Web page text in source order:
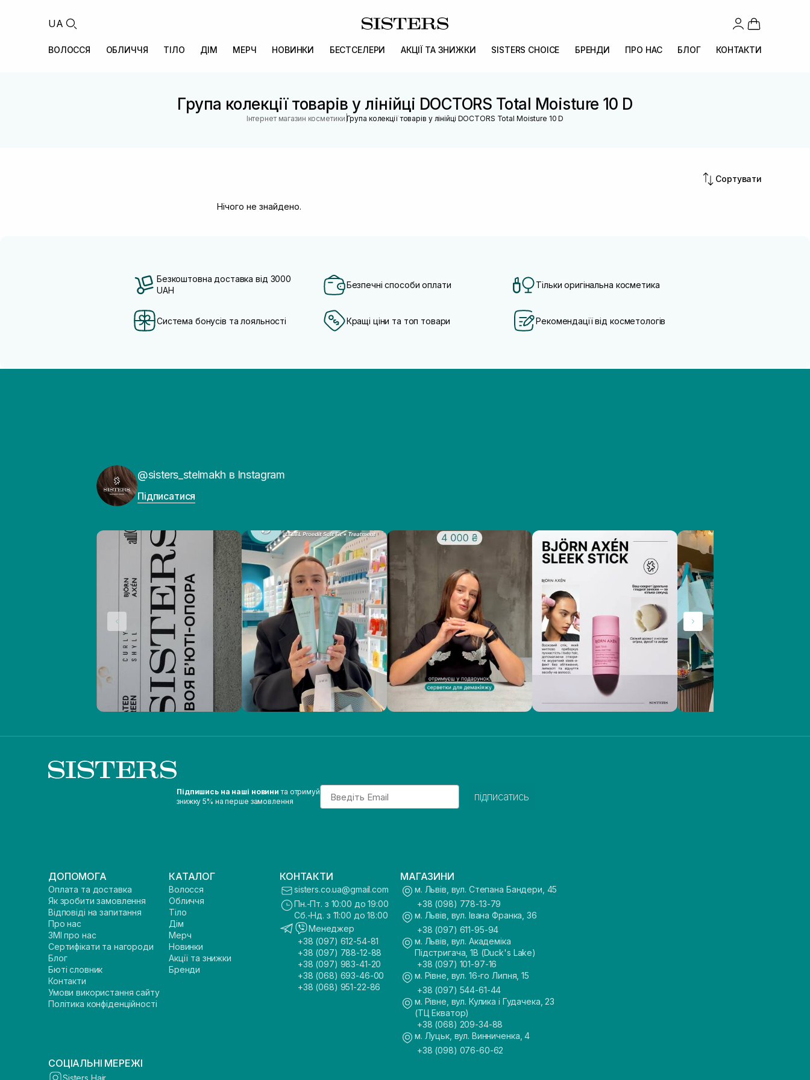
UA
ВОЛОССЯ ОБЛИЧЧЯ ТІЛО ДІМ МЕРЧ НОВИНКИ БЕСТСЕЛЕРИ АКЦІЇ ТА ЗНИЖКИ SISTERS CHOICE БРЕНДИ ПРО НАС БЛОГ КОНТАКТИ
Група колекції товарів у лінійці DOCTORS Total Moisture 10 D
Інтернет магазин косметики |Група колекції товарів у лінійці DOCTORS Total Moisture 10 D
Сортувати
Нічого не знайдено.
Безкоштовна доставка від 3000
UAH
Безпечні способи оплати Тільки оригінальна косметика
Система бонусів та лояльності Кращі ціни та топ товари Рекомендації від косметологів
@sisters_stelmakh в Instagram
Підписатися
Підпишись на наші новини та отримуй
знижку 5% на перше замовлення
Email
підписатись
ДОПОМОГА
Оплата та доставка
Як зробити замовлення
Відповіді на запитання
Про нас
ЗМІ про нас
Сертифікати та нагороди
Блог
Бюті словник
Контакти
Умови використання сайту
Політика конфіденційності
КАТАЛОГ
Волосся
Обличчя
Тіло
Дім
Мерч
Новинки
Акції та знижки
Бренди
КОНТАКТИ
sisters.co.ua@gmail.com
Пн.-Пт. з 10:00 до 19:00
Сб.-Нд. з 11:00 до 18:00
Менеджер
+38 (097) 612-54-81
+38 (097) 788-12-88
+38 (097) 983-41-20
+38 (068) 693-46-00
+38 (068) 951-22-86
МАГАЗИНИ
м. Львів, вул. Степана Бандери, 45
+38 (098) 778-13-79
м. Львів, вул. Івана Франка, 36
+38 (097) 611-95-94
м. Львів, вул. Академіка
Підстригача, 1В (Duck's Lake)
+38 (097) 101-97-16
м. Рівне, вул. 16-го Липня, 15
+38 (097) 544-61-44
м. Рівне, вул. Кулика і Гудачека, 23
(ТЦ Екватор)
+38 (068) 209-34-88
м. Луцьк, вул. Винниченка, 4
+38 (098) 076-60-62
СОЦІАЛЬНІ МЕРЕЖІ
Sisters Hair